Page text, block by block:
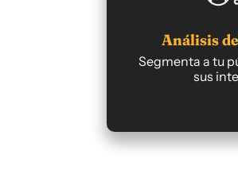
Análisis
Segmenta a tu
sus